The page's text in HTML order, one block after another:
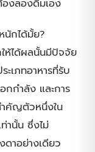
งลองดื่มเอง
นักได้มั้ย?
ห้ได้ผลนั้นมีปัจจัย
ะเภทอาหารที่รับ
กกำลัง และการ
คัญตัวหนึ่งใน
านั้น ซึ่งไม่
ดาอย่างเดียว